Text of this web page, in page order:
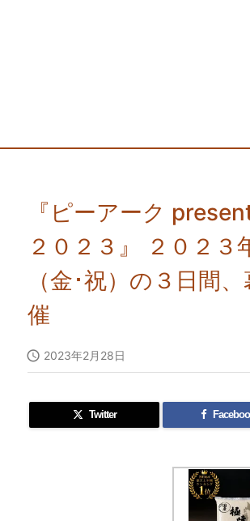
『ピーアーク
２０２３』 ２０２３
（金･祝）の３日間
催
 2023年2月28日
Twitter